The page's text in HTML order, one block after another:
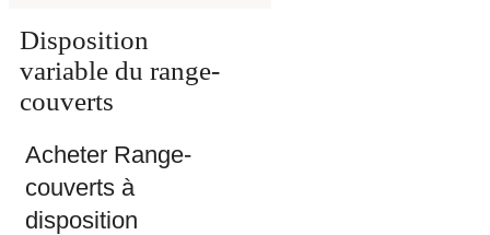
Disposition
variable du range-
couverts
Acheter Range-
couverts à
disposition